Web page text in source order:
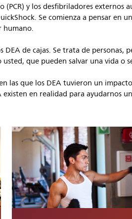
y los desfibriladores externos
Se comienza a pensar en
humano.
de cajas. Se trata de personas,
que pueden salvar una vida o
las que los DEA tuvieron un
existen en realidad para ayudarnos